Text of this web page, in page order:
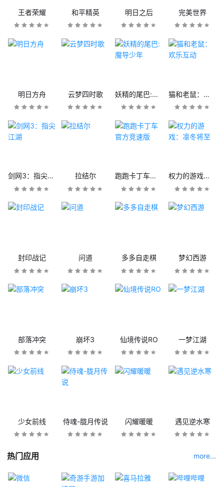
王者荣耀 和平精英 明日之后 完美世界
明日方舟 云梦四时歌 妖精的尾巴:魔导少年 猫和老鼠：欢乐互动
剑网3：指尖江湖 拉结尔 跑跑卡丁车官方竞速版 权力的游戏：凛冬将至
封印战记 问道 多多自走棋 梦幻西游
部落冲突 崩坏3 仙境传说RO 一梦江湖
少女前线 侍魂-胧月传说 闪耀暖暖 遇见逆水寒
热门应用 more...